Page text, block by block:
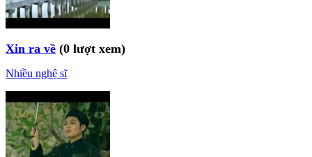
Xin ra về (0 lượt xem)
Nhiều nghệ sĩ